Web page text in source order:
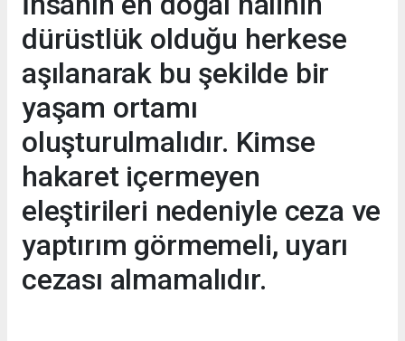
dürüstlük olduğu herkese
aşılanarak bu şekilde bir
yaşam ortamı
oluşturulmalıdır. Kimse
hakaret içermeyen
eleştirileri nedeniyle ceza ve
yaptırım görmemeli, uyarı
cezası almamalıdır.